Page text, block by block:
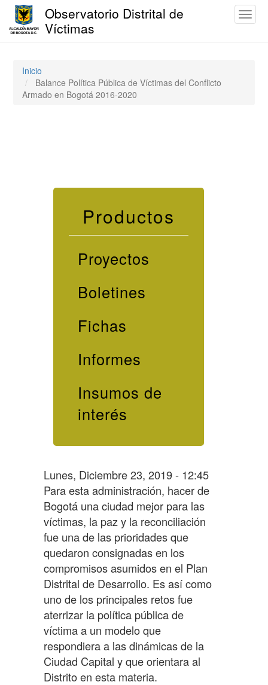
Pasar
contenido
principal
Observatorio Distrital de
Víctimas
Inicio
Balance Política Pública de Víctimas del Conflicto
Armado en Bogotá 2016-2020
Productos
Proyectos
Boletines
Fichas
Informes
Insumos de
interés
Lunes, Diciembre 23, 2019 - 12:45
Para esta administración, hacer de
Bogotá una ciudad mejor para las
víctimas, la paz y la reconciliación
fue una de las prioridades que
quedaron consignadas en los
compromisos asumidos en el Plan
Distrital de Desarrollo. Es así como
uno de los principales retos fue
aterrizar la política pública de
víctima a un modelo que
respondiera a las dinámicas de la
Ciudad Capital y que orientara al
Distrito en esta materia.